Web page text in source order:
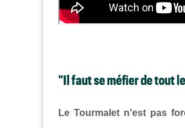
"Il faut se méfier de tout
Le Tourmalet n'est pas